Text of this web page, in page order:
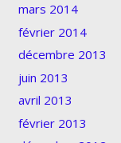
mars 2014
février 2014
décembre 2013
juin 2013
avril 2013
février 2013